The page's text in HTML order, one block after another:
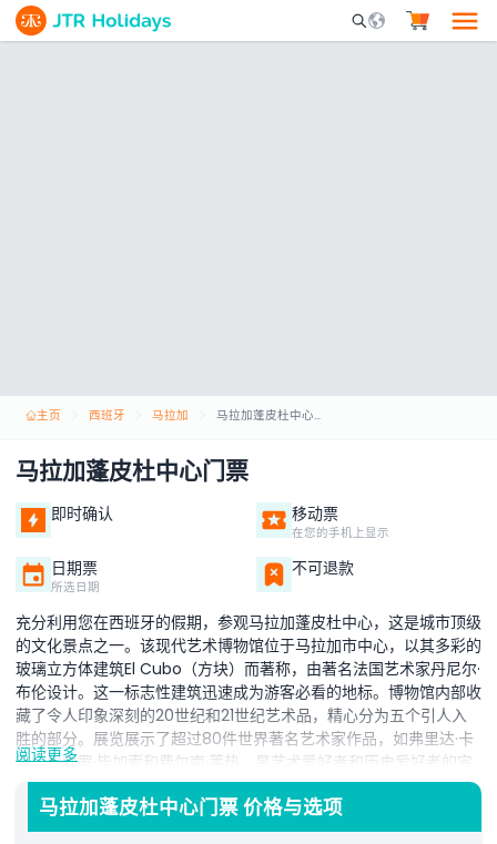
Mobile Search
主页 西班牙 马拉加 马拉加蓬皮杜中心门票
马拉加蓬皮杜中心门票
即时确认 移动票
在您的手机上显示
日期票
所选日期
不可退款
充分利用您在西班牙的假期，参观马拉加蓬皮杜中心，这是城市顶级
的文化景点之一。该现代艺术博物馆位于马拉加市中心，以其多彩的
玻璃立方体建筑El Cubo（方块）而著称，由著名法国艺术家丹尼尔·
布伦设计。这一标志性建筑迅速成为游客必看的地标。博物馆内部收
藏了令人印象深刻的20世纪和21世纪艺术品，精心分为五个引人入
胜的部分。展览展示了超过80件世界著名艺术家作品，如弗里达·卡
洛、巴勃罗·毕加索和费尔南·莱热，是艺术爱好者和历史爱好者的完
美目的地。参观者可以自行步调浏览展厅，并通过下载马拉加蓬皮杜
中心数字导览，深入了解艺术作品和主题。无论您是计划文化之旅，
还是寻找马拉加最佳游览活动，这个充满活力的博物馆都为西班牙繁
阅读更多
马拉加蓬皮杜中心门票 价格与选项